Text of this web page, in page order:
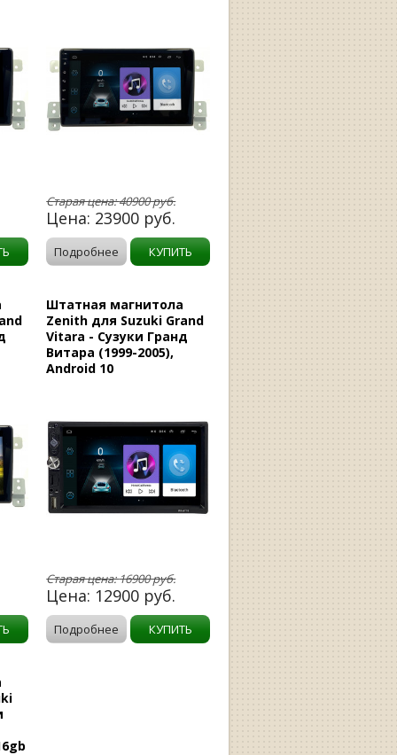
Старая цена:40900руб.
Цена: 23900 руб.
Подробнее КУПИТЬ
Штатная магнитола
Zenith для Suzuki Grand
Vitara - Сузуки Гранд
Витара (1999-2005),
Android 10
Старая цена:16900руб.
Цена: 12900 руб.
Подробнее КУПИТЬ